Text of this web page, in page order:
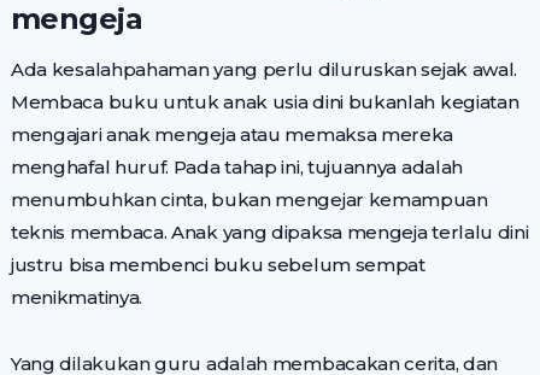
mengeja
Ada kesalahpahaman yang perlu diluruskan sejak awal.
Membaca buku untuk anak usia dini bukanlah kegiatan
mengajari anak mengeja atau memaksa mereka
menghafal huruf. Pada tahap ini, tujuannya adalah
menumbuhkan cinta, bukan mengejar kemampuan
teknis membaca. Anak yang dipaksa mengeja terlalu dini
justru bisa membenci buku sebelum sempat
menikmatinya.
Yang dilakukan guru adalah membacakan cerita, dan